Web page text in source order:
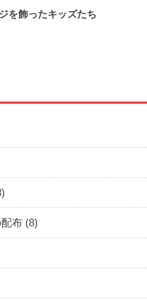
を飾ったキッズたち
布 (8)